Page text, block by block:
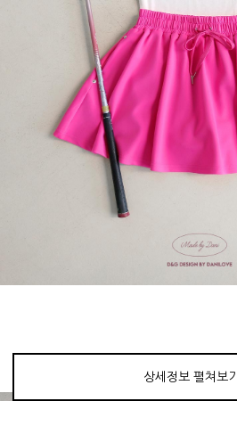
상세정보 펼쳐보기